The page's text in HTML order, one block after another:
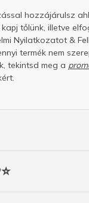
hozzájárulsz
kapj tőlünk, illetve
Nyilatkozatot &
termék nem
tekintsd meg a